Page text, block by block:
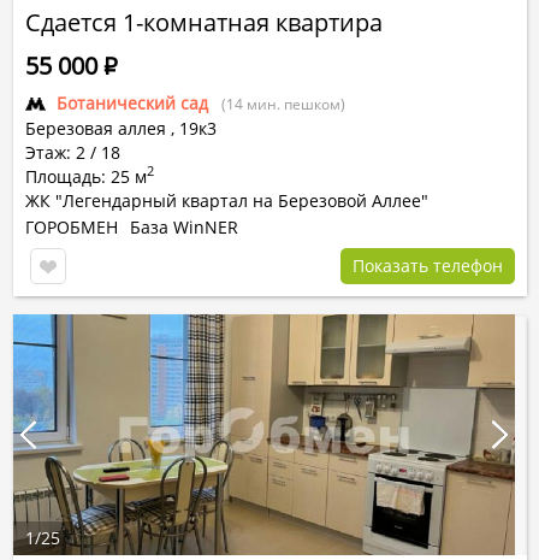
Сдается 1-комнатная квартира
Ботанический сад (14 мин. пешком)
Березовая аллея , 19к3
Этаж: 2 / 18
Площадь: 25 м2
ЖК "Легендарный квартал на Березовой Аллее"
55 000Р
ГОРОБМЕН
База WinNER
Показать телефон
1/25